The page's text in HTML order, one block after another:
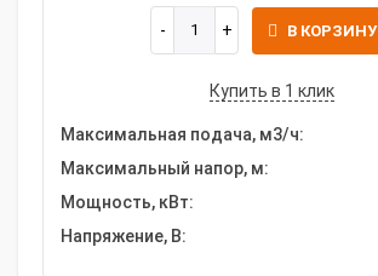
В КОРЗИНУ
Купить в 1 клик
Максимальная подача, м3/ч:
Максимальный напор, м:
Мощность, кВт:
Напряжение, В: